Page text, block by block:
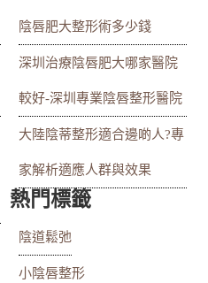
陰唇肥大整形術多少錢
深圳治療陰唇肥大哪家醫院
較好-深圳專業陰唇整形醫院
大陸陰蒂整形適合邊啲人?專
家解析適應人群與效果
熱門標籤
陰道鬆弛
小陰唇整形